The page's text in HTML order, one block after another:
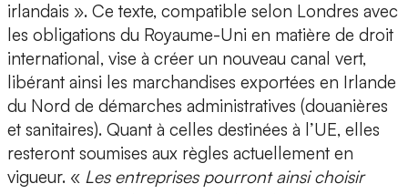
irlandais ». Ce texte, compatible selon Londres avec
les obligations du Royaume-Uni en matière de droit
international, vise à créer un nouveau canal vert,
libérant ainsi les marchandises exportées en Irlande
du Nord de démarches administratives (douanières
et sanitaires). Quant à celles destinées à l’UE, elles
resteront soumises aux règles actuellement en
vigueur. « Les entreprises pourront ainsi choisir